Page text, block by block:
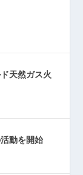
天然ガス火
動を開始